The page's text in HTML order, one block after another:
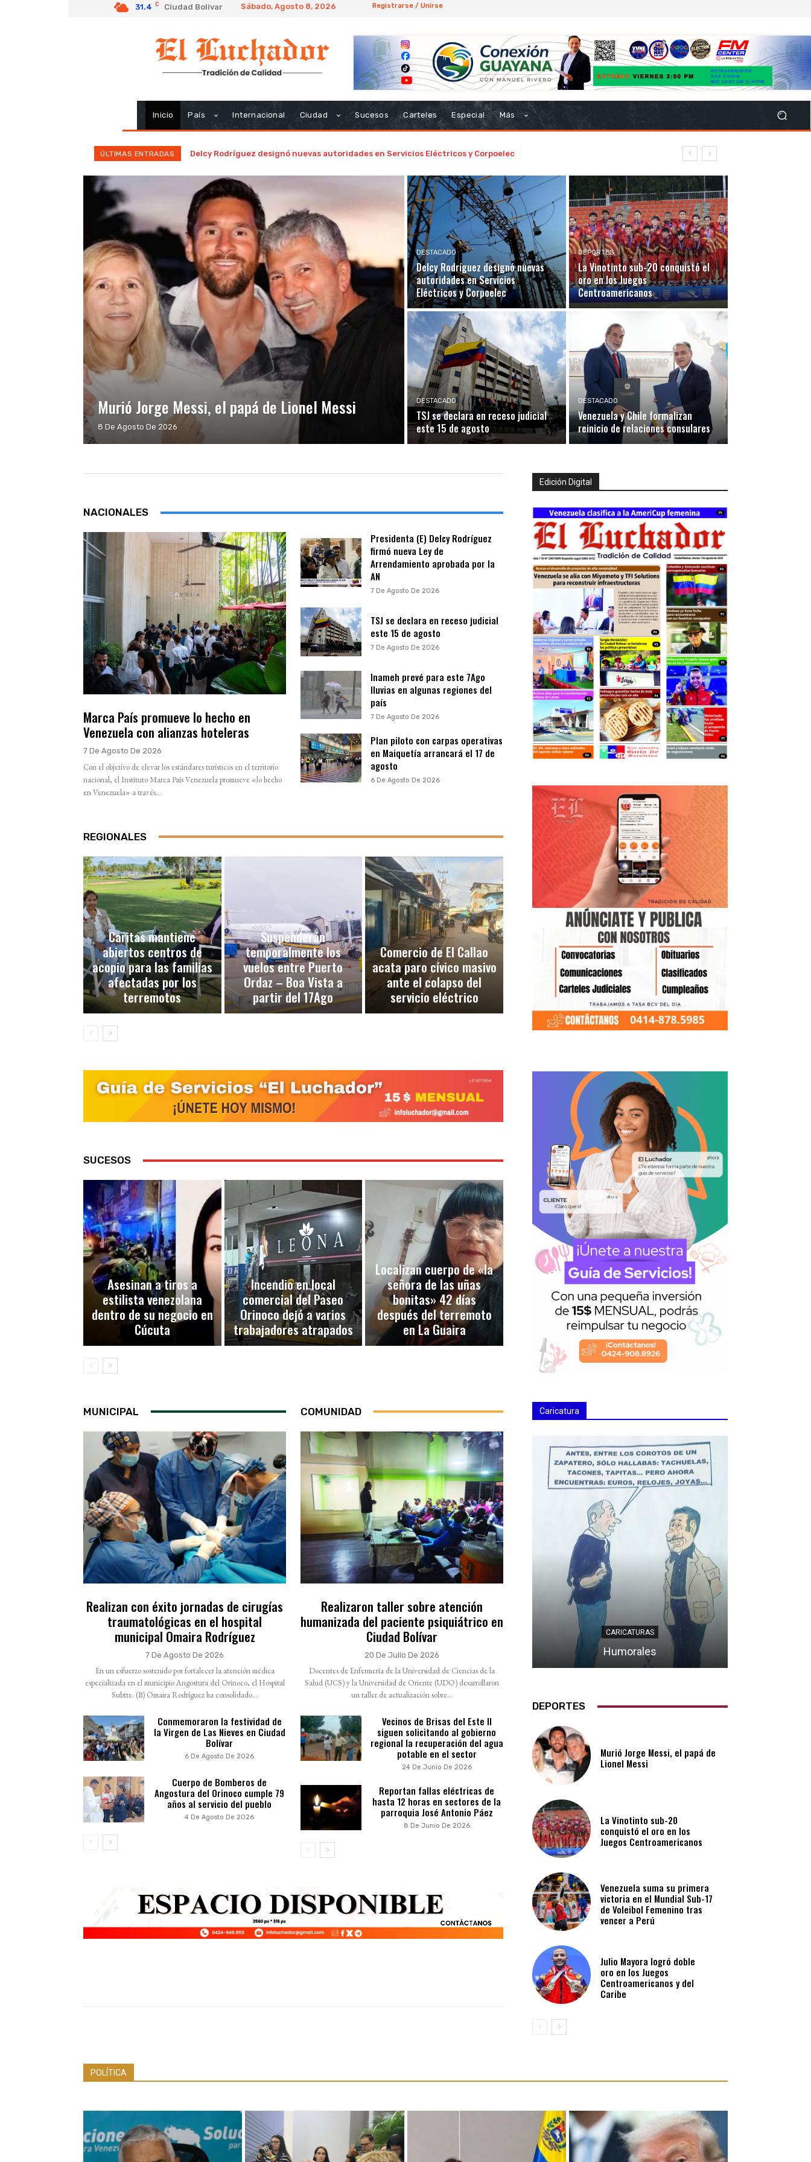
31.4 C Ciudad Bolivar Sábado, Agosto 8, 2026 Registrarse / Unirse
Inicio País Internacional Ciudad Sucesos Carteles Especial Más
ÚLTIMAS ENTRADAS Delcy Rodríguez designó nuevas autoridades en Servicios Eléctricos y Corpoelec
Murió Jorge Messi, el papá de Lionel Messi
8 De Agosto De 2026
DESTACADO
Delcy Rodríguez designó nuevas
autoridades en Servicios
Eléctricos y Corpoelec
DEPORTES
La Vinotinto sub-20 conquistó el
oro en los Juegos
Centroamericanos
DESTACADO
TSJ se declara en receso judicial
este 15 de agosto
DESTACADO
Venezuela y Chile formalizan
reinicio de relaciones consulares
NACIONALES
Marca País promueve lo hecho en
Venezuela con alianzas hoteleras
7 De Agosto De 2026
Con el objetivo de elevar los estándares turísticos en el territorio
nacional, el Instituto Marca País Venezuela promueve «lo hecho
en Venezuela» a través...
Presidenta (E) Delcy Rodríguez
firmó nueva Ley de
Arrendamiento aprobada por la
AN
7 De Agosto De 2026
TSJ se declara en receso judicial
este 15 de agosto
7 De Agosto De 2026
Inameh prevé para este 7Ago
lluvias en algunas regiones del
país
7 De Agosto De 2026
Plan piloto con carpas operativas
en Maiquetía arrancará el 17 de
agosto
6 De Agosto De 2026
REGIONALES
Caritas mantiene
abiertos centros de
acopio para las familias
afectadas por los
terremotos
Suspenderán
temporalmente los
vuelos entre Puerto
Ordaz – Boa Vista a
partir del 17Ago
Comercio de El Callao
acata paro cívico masivo
ante el colapso del
servicio eléctrico
SUCESOS
Asesinan a tiros a
estilista venezolana
dentro de su negocio en
Cúcuta
Incendio en local
comercial del Paseo
Orinoco dejó a varios
trabajadores atrapados
Localizan cuerpo de «la
señora de las uñas
bonitas» 42 días
después del terremoto
en La Guaira
MUNICIPAL
Realizan con éxito jornadas de cirugías
traumatológicas en el hospital
municipal Omaira Rodríguez
7 De Agosto De 2026
En un esfuerzo sostenido por fortalecer la atención médica
especializada en el municipio Angostura del Orinoco, el Hospital
Subtte. (B) Omaira Rodríguez ha consolidado...
Conmemoraron la festividad de
la Virgen de Las Nieves en Ciudad
Bolívar
6 De Agosto De 2026
Cuerpo de Bomberos de
Angostura del Orinoco cumple 79
años al servicio del pueblo
4 De Agosto De 2026
COMUNIDAD
Realizaron taller sobre atención
humanizada del paciente psiquiátrico en
Ciudad Bolívar
20 De Julio De 2026
Docentes de Enfermería de la Universidad de Ciencias de la
Salud (UCS) y la Universidad de Oriente (UDO) desarrollaron
un taller de actualización sobre...
Vecinos de Brisas del Este II
siguen solicitando al gobierno
regional la recuperación del agua
potable en el sector
24 De Junio De 2026
Reportan fallas eléctricas de
hasta 12 horas en sectores de la
parroquia José Antonio Páez
8 De Junio De 2026
Edición Digital
Caricatura
CARICATURAS
Humorales
DEPORTES
Murió Jorge Messi, el papá de
Lionel Messi
La Vinotinto sub-20
conquistó el oro en los
Juegos Centroamericanos
Venezuela suma su primera
victoria en el Mundial Sub-17
de Voleibol Femenino tras
vencer a Perú
Julio Mayora logró doble
oro en los Juegos
Centroamericanos y del
Caribe
POLÍTICA